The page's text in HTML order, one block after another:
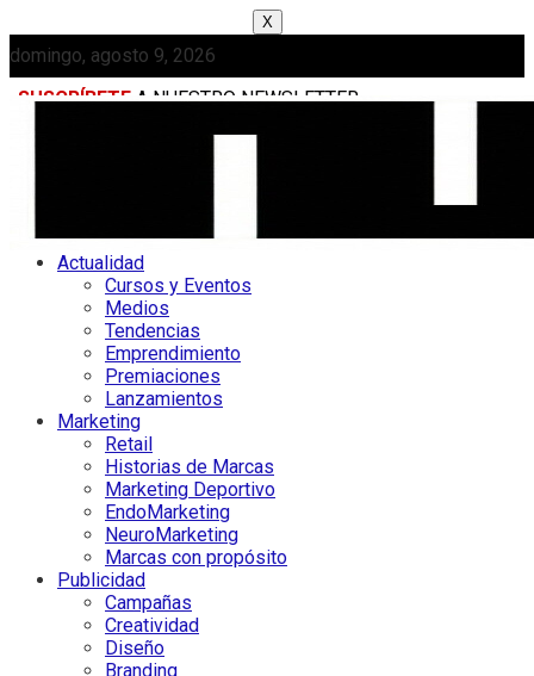
X
domingo, agosto 9, 2026
SUSCRÍBETE A NUESTRO NEWSLETTER
Actualidad
Cursos y Eventos
Medios
Tendencias
Emprendimiento
Premiaciones
Lanzamientos
Marketing
Retail
Historias de Marcas
Marketing Deportivo
EndoMarketing
NeuroMarketing
Marcas con propósito
Publicidad
Campañas
Creatividad
Diseño
Branding